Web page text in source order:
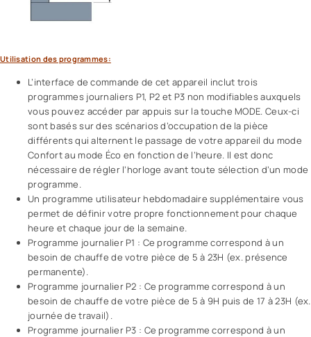
Utilisation des programmes:
L’interface de commande de cet appareil inclut trois
programmes journaliers P1, P2 et P3 non modifiables auxquels
vous pouvez accéder par appuis sur la touche MODE. Ceux-ci
sont basés sur des scénarios d’occupation de la pièce
différents qui alternent le passage de votre appareil du mode
Confort au mode Éco en fonction de l’heure. Il est donc
nécessaire de régler l’horloge avant toute sélection d’un mode
programme.
Un programme utilisateur hebdomadaire supplémentaire vous
permet de définir votre propre fonctionnement pour chaque
heure et chaque jour de la semaine.
Programme journalier P1 : Ce programme correspond à un
besoin de chauffe de votre pièce de 5 à 23H (ex. présence
permanente).
Programme journalier P2 : Ce programme correspond à un
besoin de chauffe de votre pièce de 5 à 9H puis de 17 à 23H (ex.
journée de travail).
Programme journalier P3 : Ce programme correspond à un